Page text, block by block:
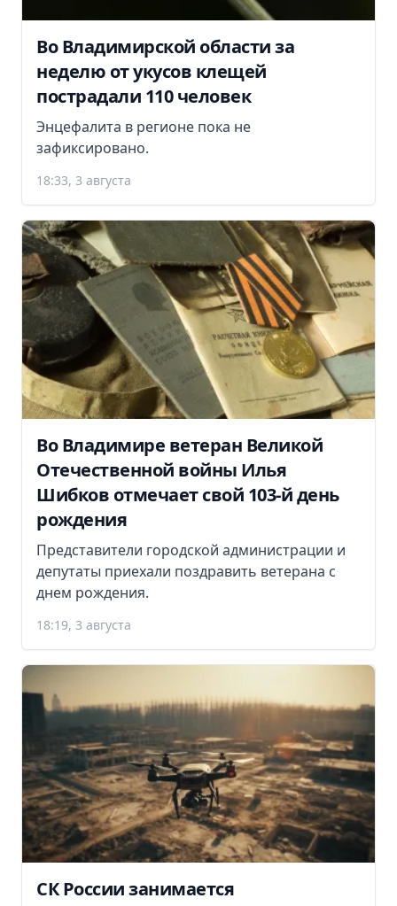
Во Владимирской области за
неделю от укусов клещей
пострадали 110 человек
Энцефалита в регионе пока не
зафиксировано.
18:33, 3 августа
Во Владимире ветеран Великой
Отечественной войны Илья
Шибков отмечает свой 103-й день
рождения
Представители городской администрации и
депутаты приехали поздравить ветерана с
днем рождения.
18:19, 3 августа
СК России занимается